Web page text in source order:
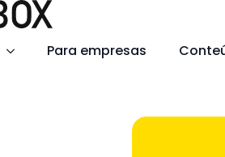
Para empresas